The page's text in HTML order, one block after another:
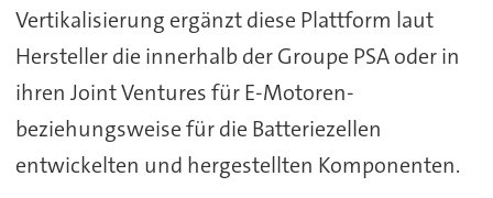
Vertikalisierung ergänzt diese Plattform laut
Hersteller die innerhalb der Groupe PSA oder in
ihren Joint Ventures für E-Motoren-
beziehungsweise für die Batteriezellen
entwickelten und hergestellten Komponenten.